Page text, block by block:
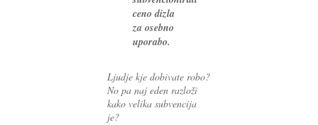
ceno dizla
za osebno
uporabo.
Ljudje kje dobivate robo?
No pa naj eden razloži
kako velika subvencija
je?